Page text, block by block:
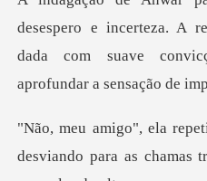
teza. A
dada com suave
desviando para as chamas